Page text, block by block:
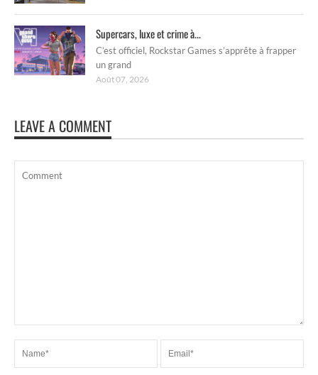
Supercars, luxe et crime à...
C’est officiel, Rockstar Games s’apprête à frapper
un grand
Août 07, 2026
LEAVE A COMMENT